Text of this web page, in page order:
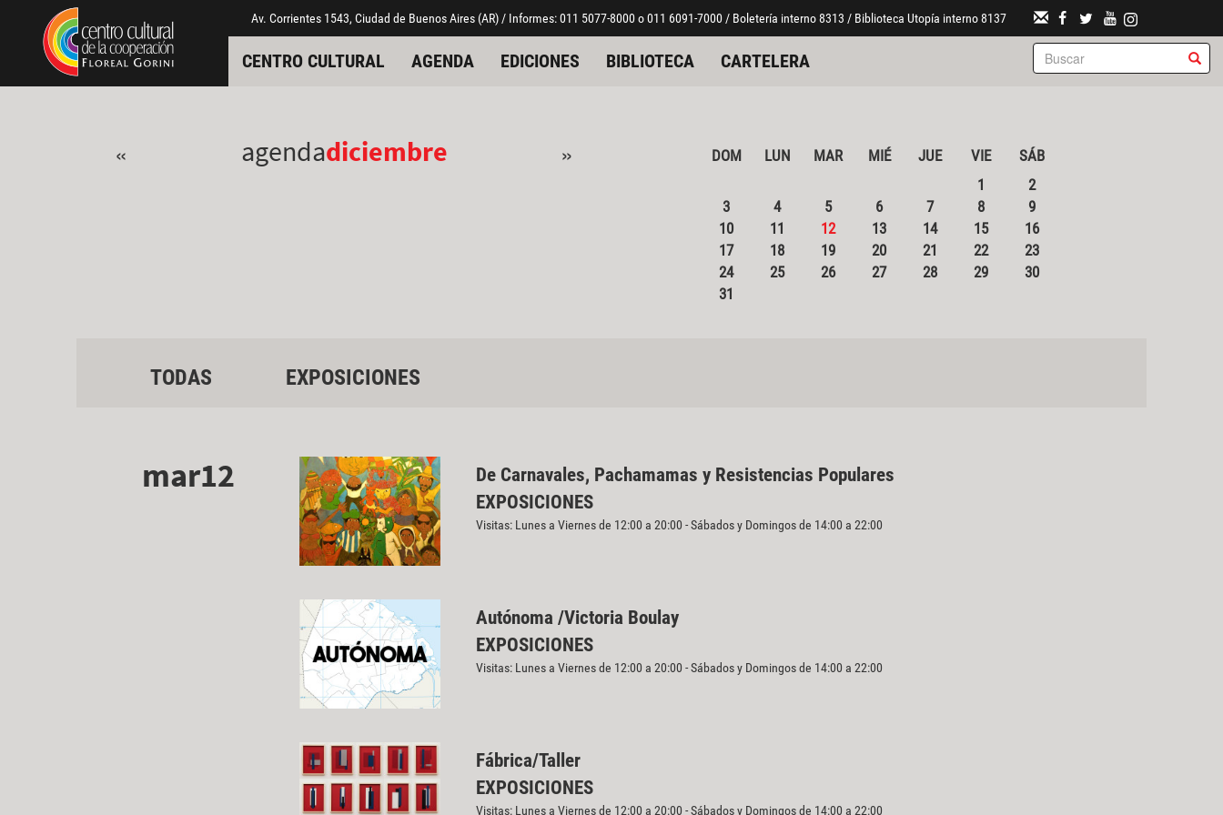
Pasar al contenido principal
Jump to main content Av. Corrientes 1543, Ciudad de Buenos Aires (AR) / Informes: 011 5077-8000 o 011 6091-7000 / Boletería interno 8313 / Biblioteca Utopía interno 8137
CENTRO CULTURAL AGENDA EDICIONES BIBLIOTECA CARTELERA
« agendadiciembre » DOM LUN MAR MIÉ JUE VIE
SÁB
1
2
3
4 5 6 7 8
9
10
11 12 13 14 15
16
17
18 19 20 21 22
23
24
25 26 27 28 29
30
31
TODAS EXPOSICIONES
mar12
De Carnavales, Pachamamas y Resistencias Populares
EXPOSICIONES
Visitas: Lunes a Viernes de 12:00 a 20:00 - Sábados y Domingos de 14:00 a 22:00
Autónoma /Victoria Boulay
EXPOSICIONES
Visitas: Lunes a Viernes de 12:00 a 20:00 - Sábados y Domingos de 14:00 a 22:00
Fábrica/Taller
EXPOSICIONES
Visitas: Lunes a Viernes de 12:00 a 20:00 - Sábados y Domingos de 14:00 a 22:00